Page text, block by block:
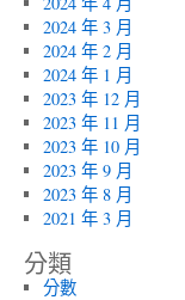
2024 年 3 月
2024 年 2 月
2024 年 1 月
2023 年 12 月
2023 年 11 月
2023 年 10 月
2023 年 9 月
2023 年 8 月
2021 年 3 月
分類
分數